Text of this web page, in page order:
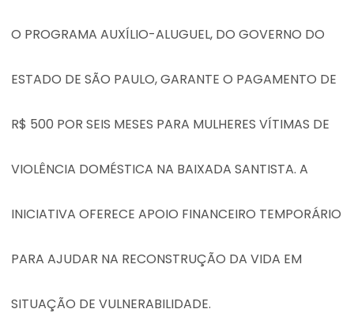
O PROGRAMA AUXÍLIO-ALUGUEL, DO GOVERNO DO
ESTADO DE SÃO PAULO, GARANTE O PAGAMENTO DE
R$ 500 POR SEIS MESES PARA MULHERES VÍTIMAS DE
VIOLÊNCIA DOMÉSTICA NA BAIXADA SANTISTA. A
INICIATIVA OFERECE APOIO FINANCEIRO TEMPORÁRIO
PARA AJUDAR NA RECONSTRUÇÃO DA VIDA EM
SITUAÇÃO DE VULNERABILIDADE.